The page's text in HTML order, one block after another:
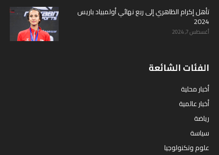
تأهل إكرام الظاهري إلى ربع نهائي أولمبياد باريس
2024
أغسطس 7, 2024
الفئات الشائعة
أخبار محلية
أخبار عالمية
رياضة
سياسة
علوم وتكنولوجيا